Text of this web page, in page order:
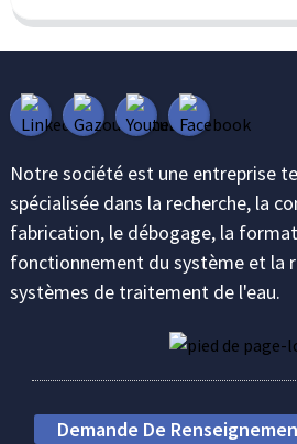
Notre société est une entreprise
spécialisée dans la recherche, la
fabrication, le débogage, la
fonctionnement du système et la
systèmes de traitement de l'eau.
Demande De